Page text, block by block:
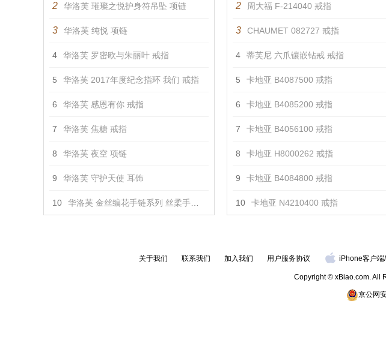
2 华洛芙 璀璨之悦护身符吊坠 项链
3 华洛芙 纯悦 项链
4 华洛芙 罗密欧与朱丽叶 戒指
5 华洛芙 2017年度纪念指环 我们 戒指
6 华洛芙 感恩有你 戒指
7 华洛芙 焦糖 戒指
8 华洛芙 夜空 项链
9 华洛芙 守护天使 耳饰
10 华洛芙 金丝编花手链系列 丝柔手链 手镯
2 周大福 F-214040 戒指
3 CHAUMET 082727 戒指
4 蒂芙尼 六爪镶嵌钻戒 戒指
5 卡地亚 B4087500 戒指
6 卡地亚 B4085200 戒指
7 卡地亚 B4056100 戒指
8 卡地亚 H8000262 戒指
9 卡地亚 B4084800 戒指
10 卡地亚 N4210400 戒指
关于我们 联系我们 加入我们 用户服务协议 iPhone客户端/
Copyright © xBiao.com. All
京公网